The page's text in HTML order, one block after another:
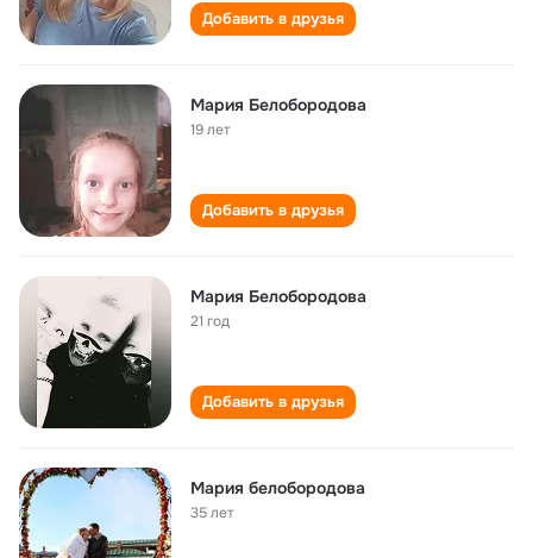
Добавить в друзья
Мария Белобородова
19 лет
Добавить в друзья
Мария Белобородова
21 год
Добавить в друзья
Мария белобородова
35 лет